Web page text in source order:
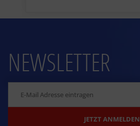
NEWSLETTER
JETZT ANMELDEN